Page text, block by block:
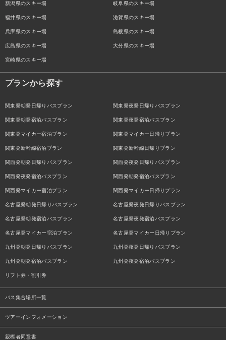
新潟県のスキー場 岐阜県のスキー場
福井県のスキー場 滋賀県のスキー場
兵庫県のスキー場 島根県のスキー場
広島県のスキー場 大分県のスキー場
宮崎県のスキー場
プランから探す
関東発朝発日帰りバスプラン 関東発夜発日帰りバスプラン
関東発朝発宿泊バスプラン 関東発夜発宿泊バスプラン
関東発マイカー宿泊プラン 関東発マイカー日帰りプラン
関東発新幹線宿泊プラン 関東発新幹線日帰りプラン
関西発朝発日帰りバスプラン 関西発夜発日帰りバスプラン
関西発夜発宿泊バスプラン 関西発朝発宿泊バスプラン
関西発マイカー宿泊プラン 関西発マイカー日帰りプラン
名古屋発朝発日帰りバスプラン 名古屋発夜発日帰りバスプラン
名古屋発朝発宿泊バスプラン 名古屋発夜発宿泊バスプラン
名古屋発マイカー宿泊プラン 名古屋発マイカー日帰りプラン
九州発朝発日帰りバスプラン 九州発夜発日帰りバスプラン
九州発朝発宿泊バスプラン 九州発夜発宿泊バスプラン
リフト券・割引券
バス集合場所一覧
ツアーインフォメーション
親権者同意書